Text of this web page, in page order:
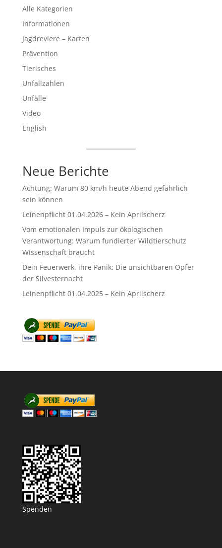
Alle Kategorien
Informationen
Jagdreviere – Karten
Prävention
Tierisches
Unfallzahlen
Unfälle
Video
English
Neue Berichte
Achtung: Warum 80 km/h heute Abend gefährlich
sein können
Leinenpflicht 01.04.2026 – Kein Aprilscherz
Vom emotionalen Impuls zur ökologischen
Verantwortung: Warum fundierter Wildtierschutz
Wissenschaft braucht
Dein Feuerwerk, ihre Panik: Die unsichtbaren Opfer
der Silvesternacht
Leinenpflicht 01.04.2025 – Kein Aprilscherz
Spenden